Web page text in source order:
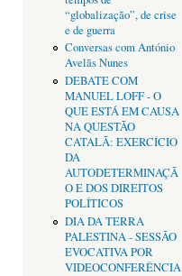
“globalização”, de crise
e de guerra
Conversas com António
Avelãs Nunes
DEBATE COM
MANUEL LOFF - O
QUE ESTÁ EM CAUSA
NA QUESTÃO
CATALÃ: EXERCÍCIO
DA
AUTODETERMINAÇÃ
O E DOS DIREITOS
POLÍTICOS
DIA DA TERRA
PALESTINA - SESSÃO
EVOCATIVA POR
VIDEOCONFERÊNCIA